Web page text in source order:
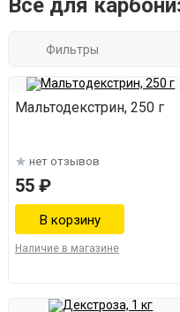
Всё для
Фильтры
Мальтодекстрин, 250 г
нет отзывов
55 ₽
Наличие в магазине